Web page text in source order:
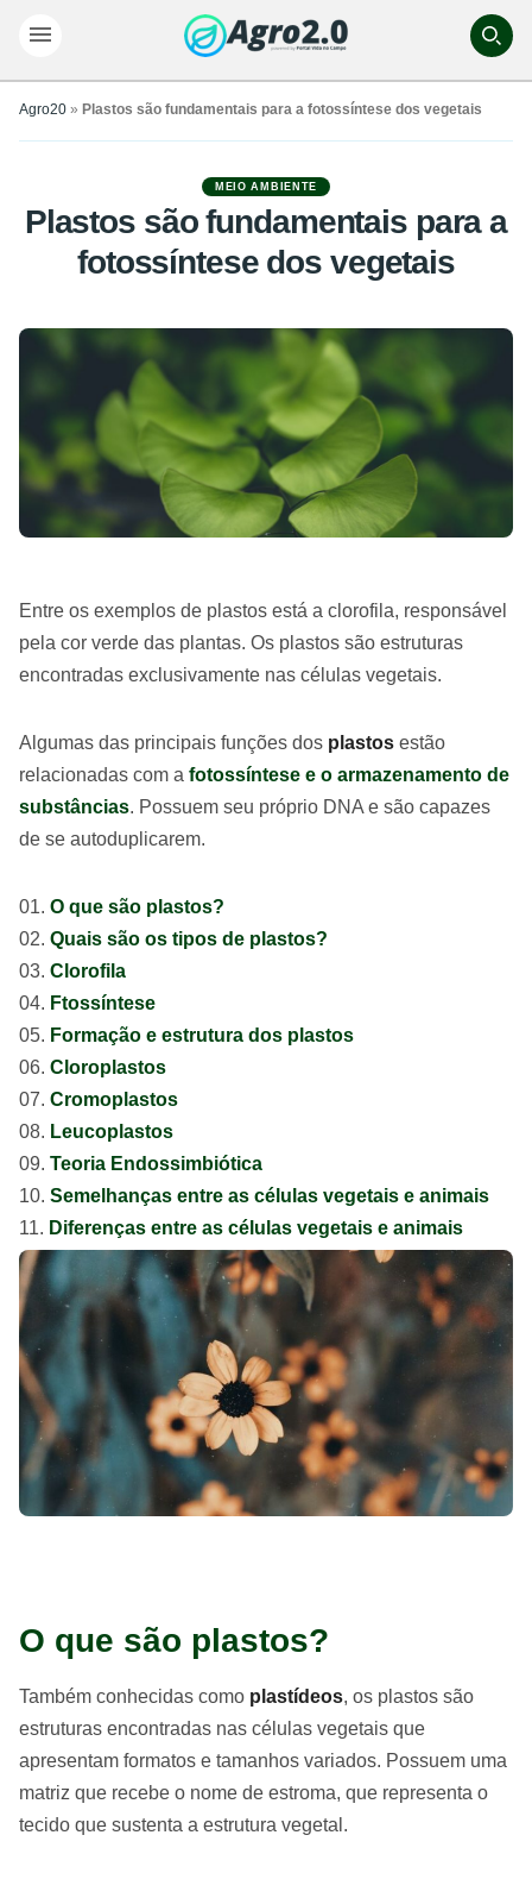
Agro20 » Plastos são fundamentais para a fotossíntese dos vegetais
MEIO AMBIENTE
Plastos são fundamentais para a
fotossíntese dos vegetais
Entre os exemplos de plastos está a clorofila, responsável
pela cor verde das plantas. Os plastos são estruturas
encontradas exclusivamente nas células vegetais.
Algumas das principais funções dos plastos estão
relacionadas com a fotossíntese e o armazenamento de
substâncias. Possuem seu próprio DNA e são capazes
de se autoduplicarem.
O que são plastos?
Quais são os tipos de plastos?
Clorofila
Ftossíntese
Formação e estrutura dos plastos
Cloroplastos
Cromoplastos
Leucoplastos
Teoria Endossimbiótica
Semelhanças entre as células vegetais e animais
Diferenças entre as células vegetais e animais
O que são plastos?
Também conhecidas como plastídeos, os plastos são
estruturas encontradas nas células vegetais que
apresentam formatos e tamanhos variados. Possuem uma
matriz que recebe o nome de estroma, que representa o
tecido que sustenta a estrutura vegetal.